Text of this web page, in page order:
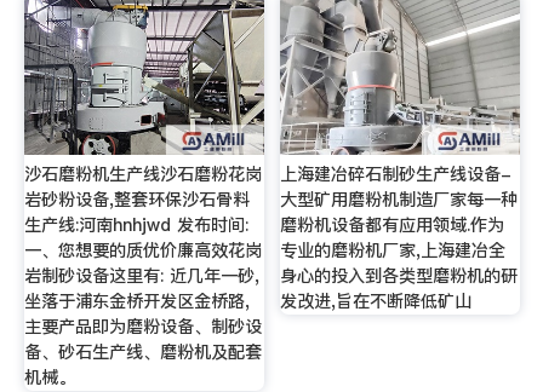
沙石磨粉机生产线沙石磨粉花岗
岩砂粉设备,整套环保沙石骨料
生产线:河南hnhjwd 发布时间:
一、您想要的质优价廉高效花岗
岩制砂设备这里有: 近几年一砂,
坐落于浦东金桥开发区金桥路,
主要产品即为磨粉设备、制砂设
备、砂石生产线、磨粉机及配套
机械。
上海建冶碎石制砂生产线设备-
大型矿用磨粉机制造厂家每一种
磨粉机设备都有应用领域.作为
专业的磨粉机厂家,上海建冶全
身心的投入到各类型磨粉机的研
发改进,旨在不断降低矿山